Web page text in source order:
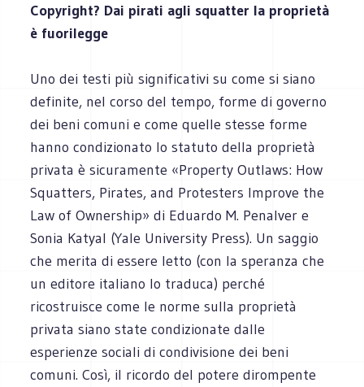
Copyright? Dai pirati agli squatter la proprietà
è fuorilegge
Uno dei testi più significativi su come si siano
definite, nel corso del tempo, forme di governo
dei beni comuni e come quelle stesse forme
hanno condizionato lo statuto della proprietà
privata è sicuramente «Property Outlaws: How
Squatters, Pirates, and Protesters Improve the
Law of Ownership» di Eduardo M. Penalver e
Sonia Katyal (Yale University Press). Un saggio
che merita di essere letto (con la speranza che
un editore italiano lo traduca) perché
ricostruisce come le norme sulla proprietà
privata siano state condizionate dalle
esperienze sociali di condivisione dei beni
comuni. Così, il ricordo del potere dirompente